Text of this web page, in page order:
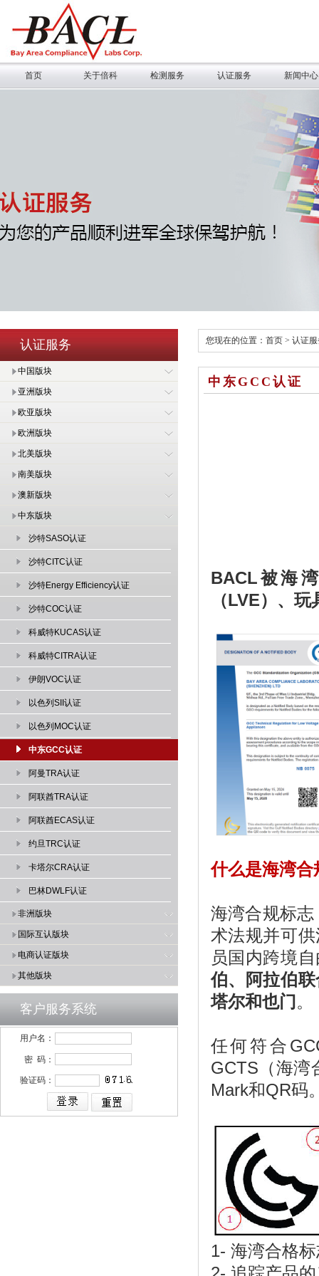
首页 关于倍科 检测服务 认证服务 新闻中心
认证服务
中国版块
亚洲版块
欧亚版块
欧洲版块
北美版块
南美版块
澳新版块
中东版块
沙特SASO认证
沙特CITC认证
沙特Energy Efficiency认证
沙特COC认证
科威特KUCAS认证
科威特CITRA认证
伊朗VOC认证
以色列SII认证
以色列MOC认证
中东GCC认证
阿曼TRA认证
阿联酋TRA认证
阿联酋ECAS认证
约旦TRC认证
卡塔尔CRA认证
巴林DWLF认证
非洲版块
国际互认版块
电商认证版块
其他版块
客户服务系统
用户名：
密 码：
验证码：
您现在的位置： 首页 > 认证
中东GCC认证
BACL被海
（LVE）、
什么是海湾
海湾合规标
术法规并可
员国内跨境
伯、阿拉伯
塔尔和也门 。
任何符合
GCTS（海湾
Mark和QR码
1- 海湾合格